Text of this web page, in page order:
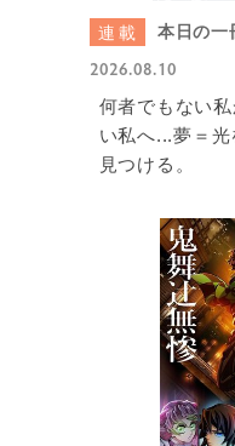
連載 本日の一
2026.08.10
何者でもない
い私へ...夢＝
見つける。